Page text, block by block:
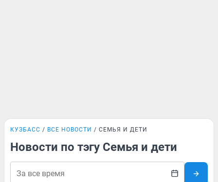
КУЗБАСС ВСЕ НОВОСТИ СЕМЬЯ И ДЕТИ
Новости по тэгу Семья и дети